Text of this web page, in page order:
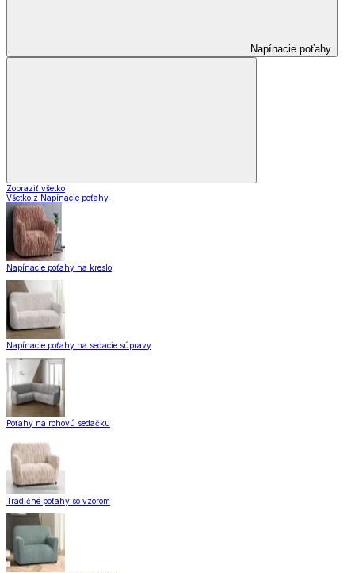
Napínacie poťahy
Zobraziť všetko
Všetko z Napínacie poťahy
Napínacie poťahy na kreslo
Napínacie poťahy na sedacie súpravy
Poťahy na rohovú sedačku
Tradičné poťahy so vzorom